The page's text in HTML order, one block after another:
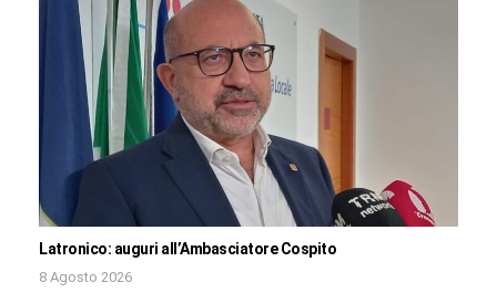
Latronico: auguri all’Ambasciatore Cospito
8 Agosto 2026